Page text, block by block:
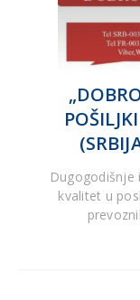
Dugogodišnje
kvalitet u